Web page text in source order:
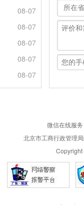
08-07
08-07
08-07
08-07
08-07
微信在线服
北京市工商行政管理